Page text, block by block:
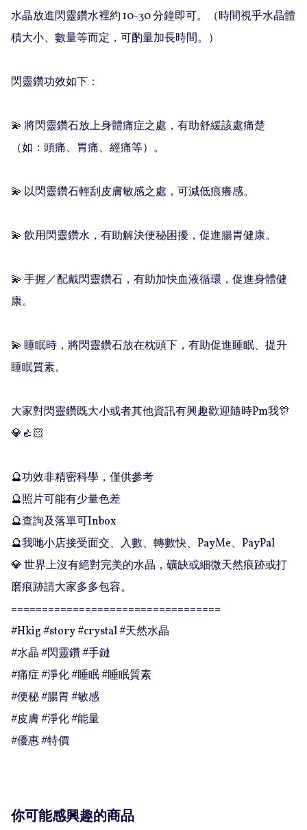
水晶放進閃靈鑽水裡約 10-30 分鐘即可。（時間視乎水晶體
積大小、數量等而定，可酌量加長時間。）
閃靈鑽功效如下：
💫 將閃靈鑽石放上身體痛症之處，有助舒緩該處痛楚
（如：頭痛、胃痛、經痛等）。
💫 以閃靈鑽石輕刮皮膚敏感之處，可減低痕癢感。
💫 飲用閃靈鑽水，有助解決便秘困擾，促進腸胃健康。
💫 手握／配戴閃靈鑽石，有助加快血液循環，促進身體健
康。
💫 睡眠時，將閃靈鑽石放在枕頭下，有助促進睡眠、提升
睡眠質素。
大家對閃靈鑽既大小或者其他資訊有興趣歡迎隨時Pm我🎊
💎👍🏻
🔮功效非精密科學，僅供參考
🔮照片可能有少量色差
🔮查詢及落單可Inbox
🔮我哋小店接受面交、入數、轉數快、PayMe、PayPal
💎 世界上沒有絕對完美的水晶，礦缺或細微天然痕跡或打
磨痕跡請大家多多包容。
==================================
#Hkig #story #crystal #天然水晶
#水晶 #閃靈鑽 #手鏈
#痛症 #淨化 #睡眠 #睡眠質素
#便秘 #腸胃 #敏感
#皮膚 #淨化 #能量
#優惠 #特價
你可能感興趣的商品